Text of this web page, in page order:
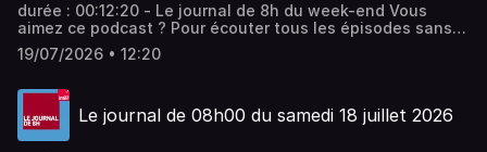
durée : 00:12:20 - Le journal de 8h du week-end Vous
aimez ce podcast ? Pour écouter tous les épisodes sans
limite, rendez-vous sur Radio France
19/07/2026 • 12:20
Le journal de 08h00 du samedi 18 juillet 2026